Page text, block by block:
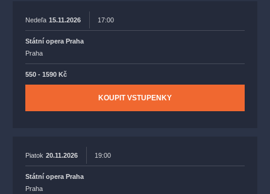
Nedeľa 15.11.2026 17:00
Státní opera Praha
Praha
550 - 1590 Kč
KOUPIT VSTUPENKY
Piatok 20.11.2026 19:00
Státní opera Praha
Praha